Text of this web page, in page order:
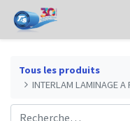
Tous les produits
INTERLAM LAMINAGE